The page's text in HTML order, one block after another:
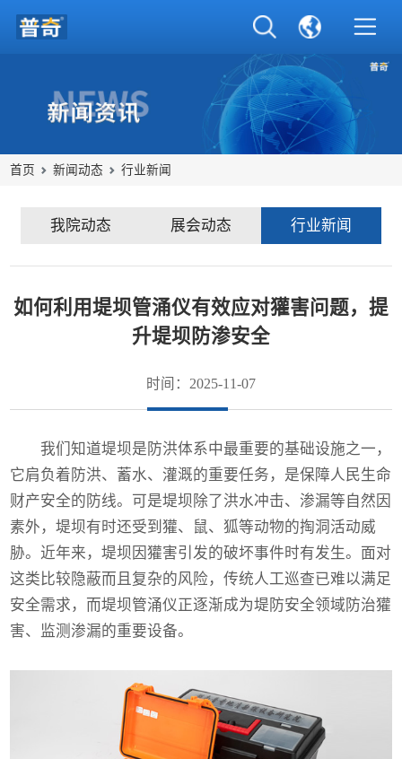
首页 新闻动态 行业新闻
我院动态 展会动态 行业新闻
如何利用堤坝管涌仪有效应对獾害问题，提
升堤坝防渗安全
时间：2025-11-07
我们知道堤坝是防洪体系中最重要的基础设施之一，
它肩负着防洪、蓄水、灌溉的重要任务，是保障人民生命
财产安全的防线。可是堤坝除了洪水冲击、渗漏等自然因
素外，堤坝有时还受到獾、鼠、狐等动物的掏洞活动威
胁。近年来，堤坝因獾害引发的破坏事件时有发生。面对
这类比较隐蔽而且复杂的风险，传统人工巡查已难以满足
安全需求，而堤坝管涌仪正逐渐成为堤防安全领域防治獾
害、监测渗漏的重要设备。